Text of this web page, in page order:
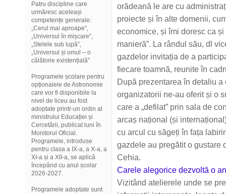
Patru discipline care
urmăresc aceleași
competențe generale:
„Cerul mai aproape”,
„Universul în mișcare”,
„Stelele sub lupă”,
„Universul și omul – o
călătorie existențială”
Programele școlare pentru
opționalele de Astronomie
care vor fi disponibile la
nivel de liceu au fost
adoptate printr-un ordin al
ministrului Educației și
Cercetării, publicat luni în
Monitorul Oficial.
Programele, introduse
pentru clasa a IX-a, a X-a, a
XI-a și a XII-a, se aplică
începând cu anul școlar
2026-2027.
Programele adoptate sunt
orădeană le are cu
proiecte și în alte domenii,
economice, și îmi doresc ca
manieră”. La rândul său, dl
gazdelor invitația de a
fiecare toamnă, reunite în
După prezentarea în detaliu
organizatorii ne-au oferit și o
care a „defilat” prin sala de
arcaș național (și
cu arcul cu săgeți în fața
gazdele au pregătit o gustare
Cehia.
Carele alegorice dezvoltă o
Vizitând atelierele unde se